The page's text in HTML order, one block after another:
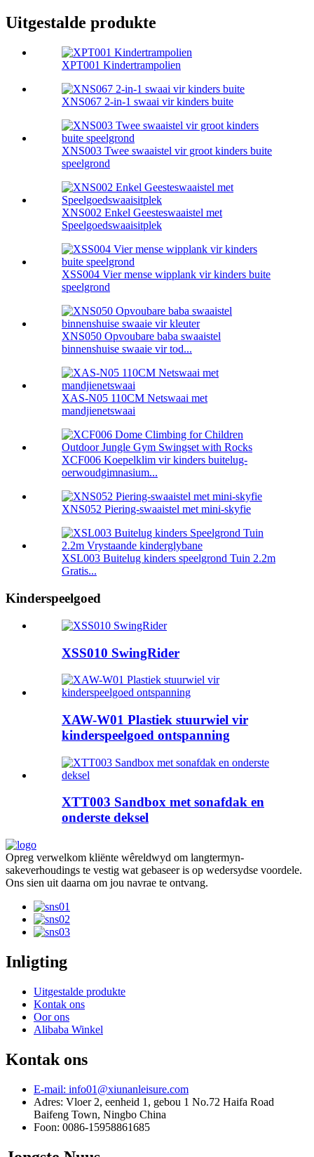
Uitgestalde produkte
XPT001 Kindertrampolien
XNS067 2-in-1 swaai vir kinders buite
XNS003 Twee swaaistel vir groot kinders buite
speelgrond
XNS002 Enkel Geesteswaaistel met
Speelgoedswaaisitplek
XSS004 Vier mense wipplank vir kinders buite
speelgrond
XNS050 Opvoubare baba swaaistel
binnenshuise swaaie vir tod...
XAS-N05 110CM Netswaai met
mandjienetswaai
XCF006 Koepelklim vir kinders buitelug-
oerwoudgimnasium...
XNS052 Piering-swaaistel met mini-skyfie
XSL003 Buitelug kinders speelgrond Tuin 2.2m
Gratis...
Kinderspeelgoed
XSS010 SwingRider
XAW-W01 Plastiek stuurwiel vir
kinderspeelgoed ontspanning
XTT003 Sandbox met sonafdak en
onderste deksel
Opreg verwelkom kliënte wêreldwyd om langtermyn-
sakeverhoudings te vestig wat gebaseer is op wedersydse voordele.
Ons sien uit daarna om jou navrae te ontvang.
Inligting
Uitgestalde produkte
Kontak ons
Oor ons
Alibaba Winkel
Kontak ons
E-mail: info01@xiunanleisure.com
Adres: Vloer 2, eenheid 1, gebou 1 No.72 Haifa Road
Baifeng Town, Ningbo China
Foon: 0086-15958861685